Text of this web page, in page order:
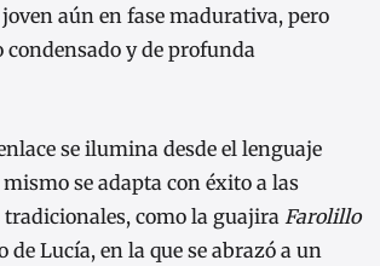
aún en fase madurativa, pero
condensado y de profunda
se ilumina desde el lenguaje
se adapta con éxito a las
como la guajira Farolillo
de Lucía, en la que se abrazó a un